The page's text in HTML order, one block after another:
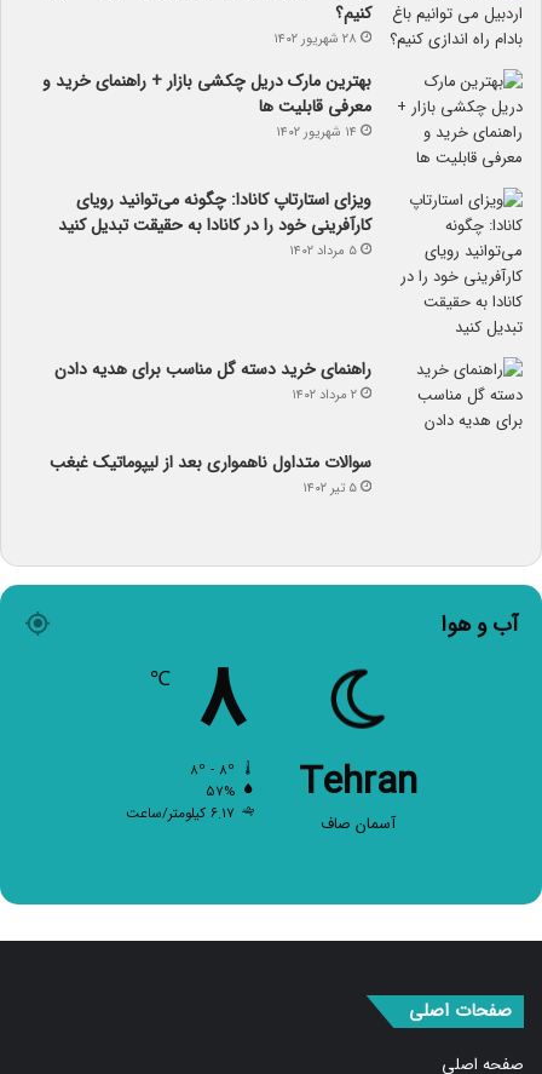
کنیم؟
۲۸ شهریور ۱۴۰۲
بهترین مارک دریل چکشی بازار + راهنمای خرید و
معرفی قابلیت ها
۱۴ شهریور ۱۴۰۲
ویزای استارتاپ کانادا: چگونه می‌توانید رویای
کارآفرینی خود را در کانادا به حقیقت تبدیل کنید
۵ مرداد ۱۴۰۲
راهنمای خرید دسته گل مناسب برای هدیه دادن
۲ مرداد ۱۴۰۲
سوالات متداول ناهمواری بعد از لیپوماتیک غبغب
۵ تیر ۱۴۰۲
آب و هوا
Tehran
آسمان صاف
۸ ℃
۵۷%
۶.۱۷ کیلومتر/ساعت
صفحات اصلی
صفحه اصلی